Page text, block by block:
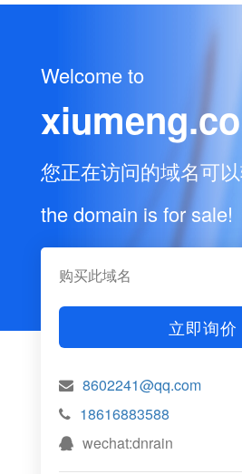
Welcome to
您正在访问的域名可以
the domain is for sale!
购买此域名
立即询价
8602241@qq.com
18616883588
wechat:dnrain